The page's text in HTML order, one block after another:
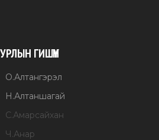
ГИШҮҮН
О.Алтангэрэл
Н.Алтаншагай
С.Амарсайхан
Ч.Анар